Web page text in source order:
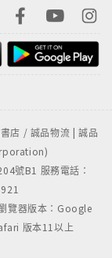
店 / 誠品物流 | 誠品
號B1 服務電話：
覽器版本：Google
版本11以上